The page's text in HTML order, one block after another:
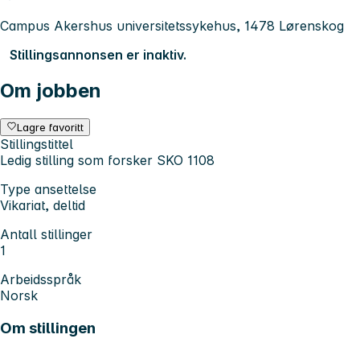
Campus Akershus universitetssykehus, 1478 Lørenskog
Stillingsannonsen er inaktiv.
Om jobben
Lagre favoritt
Stillingstittel
Ledig stilling som forsker SKO 1108
Type ansettelse
Vikariat, deltid
Antall stillinger
1
Arbeidsspråk
Norsk
Om stillingen